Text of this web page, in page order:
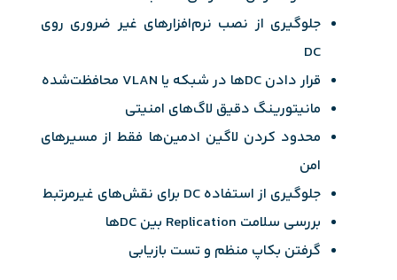
جلوگیری از نصب نرم‌افزارهای غیر ضروری روی
DC
قرار دادن DCها در شبکه یا VLAN محافظت‌شده
مانیتورینگ دقیق لاگ‌های امنیتی
محدود کردن لاگین ادمین‌ها فقط از مسیرهای
امن
جلوگیری از استفاده DC برای نقش‌های غیرمرتبط
بررسی سلامت Replication بین DCها
گرفتن بکاپ منظم و تست بازیابی